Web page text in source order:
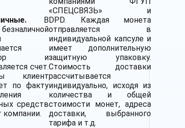
В
и
счет.
клиент
по факту
средств
компании.
«СПЕЦСВЯЗЬ» и
DPD. Каждая монета
отправляется в
индивидуальной капсуле и
имеет дополнительную
защитную упаковку.
Стоимость доставки
рассчитывается
индивидуально, исходя из
количества и общей
стоимости монет, адреса
доставки, выбранного
тарифа и т.д.